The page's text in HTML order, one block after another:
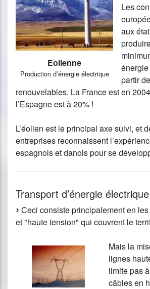
Eolienne
Production d’énergie électrique
Les
aux
partir
renouvelables. La France est en
l’Espagne est à 20% !
L’éolien est le principal axe suivi, et
entreprises reconnaissent
espagnols et danois pour se
Transport d’énergie électrique
Ceci consiste principalement en
et "haute tension" qui couvrent le
Mais la
lignes
limite pas
câbles en